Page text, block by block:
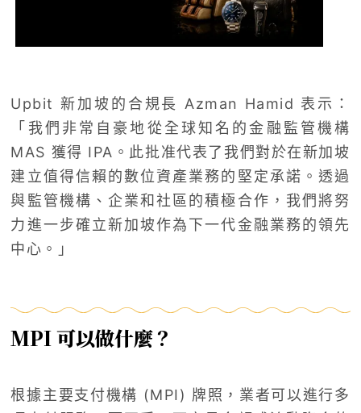
Upbit 新加坡的合規長 Azman Hamid 表示：
「我們非常自豪地從全球知名的金融監管機構
MAS 獲得 IPA。此批准代表了我們對於在新加坡
建立值得信賴的數位資產業務的堅定承諾。透過
與監管機構、企業和社區的積極合作，我們將努
力進一步確立新加坡作為下一代金融業務的領先
中心。」
MPI 可以做什麼？
根據主要支付機構 (MPI) 牌照，業者可以進行多